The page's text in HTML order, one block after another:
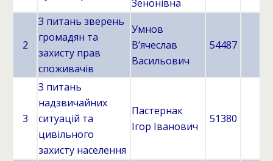
Зенонівна
2
З питань зверень
громадян та
захисту прав
споживачів
Умнов
В’ячеслав
Васильович
54487
3
З питань
надзвичайних
ситуацій та
цивільного
захисту населення
Пастернак
Ігор Іванович
51380